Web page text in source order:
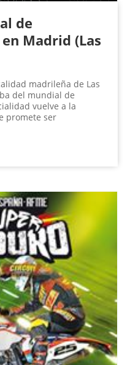
de
Madrid (Las
madrileña de Las
del mundial de
vuelve a la
promete ser